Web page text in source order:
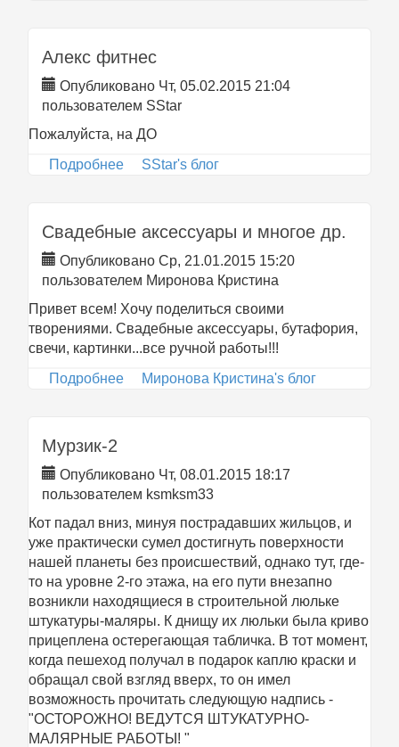
Алекс фитнес
Опубликовано Чт, 05.02.2015 21:04
пользователем SStar
Пожалуйста, на ДО
Подробнее о Алекс фитнес
SStar's блог
Свадебные аксессуары и многое др.
Опубликовано Ср, 21.01.2015 15:20
пользователем Миронова Кристина
Привет всем! Хочу поделиться своими
творениями. Свадебные аксессуары, бутафория,
свечи, картинки...все ручной работы!!!
Подробнее о Свадебные аксессуары и многое др.
Миронова Кристина's блог
Мурзик-2
Опубликовано Чт, 08.01.2015 18:17
пользователем ksmksm33
Кот падал вниз, минуя пострадавших жильцов, и
уже практически сумел достигнуть поверхности
нашей планеты без происшествий, однако тут, где-
то на уровне 2-го этажа, на его пути внезапно
возникли находящиеся в строительной люльке
штукатуры-маляры. К днищу их люльки была криво
прицеплена остерегающая табличка. В тот момент,
когда пешеход получал в подарок каплю краски и
обращал свой взгляд вверх, то он имел
возможность прочитать следующую надпись -
"ОСТОРОЖНО! ВЕДУТСЯ ШТУКАТУРНО-
МАЛЯРНЫЕ РАБОТЫ! "